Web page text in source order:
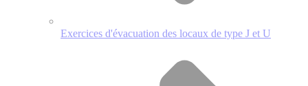
Exercices d'évacuation des locaux de type J et U